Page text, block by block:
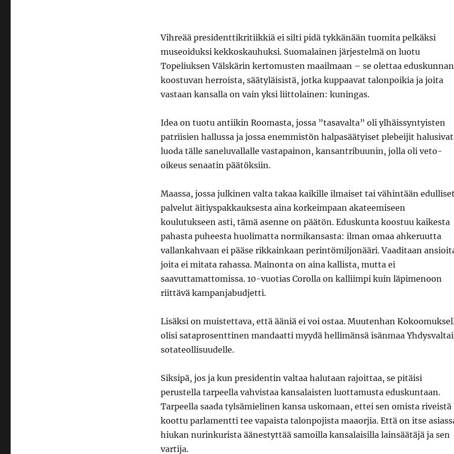
Vihreää presidenttikritiikkiä ei silti pidä tykkänään tuomita pelkäksi
museoiduksi kekkoskauhuksi. Suomalainen järjestelmä on luotu
Topeliuksen Välskärin kertomusten maailmaan – se olettaa eduskunnan
koostuvan herroista, säätyläisistä, jotka kuppaavat talonpoikia ja joita
vastaan kansalla on vain yksi liittolainen: kuningas.
Idea on tuotu antiikin Roomasta, jossa ”tasavalta” oli ylhäissyntyisten
patriisien hallussa ja jossa enemmistön halpasäätyiset plebeijit halusivat
luoda tälle saneluvallalle vastapainon, kansantribuunin, jolla oli veto-
oikeus senaatin päätöksiin.
Maassa, jossa julkinen valta takaa kaikille ilmaiset tai vähintään
palvelut äitiyspakkauksesta aina korkeimpaan akateemiseen
koulutukseen asti, tämä asenne on päätön. Eduskunta koostuu kaikesta
pahasta puheesta huolimatta normikansasta: ilman omaa ahkeruutta
vallankahvaan ei pääse rikkainkaan perintömiljonääri. Vaaditaan
joita ei mitata rahassa. Mainonta on aina kallista, mutta ei
saavuttamattomissa. 10-vuotias Corolla on kalliimpi kuin läpimenoon
riittävä kampanjabudjetti.
Lisäksi on muistettava, että ääniä ei voi ostaa. Muutenhan
olisi sataprosenttinen mandaatti myydä hellimänsä isänmaa
sotateollisuudelle.
Siksipä, jos ja kun presidentin valtaa halutaan rajoittaa, se pitäisi
perustella tarpeella vahvistaa kansalaisten luottamusta eduskuntaan.
Tarpeella saada tylsämielinen kansa uskomaan, ettei sen omista riveistä
koottu parlamentti tee vapaista talonpojista maaorjia. Että on itse
hiukan nurinkurista äänestyttää samoilla kansalaisilla lainsäätäjä ja sen
vartija.